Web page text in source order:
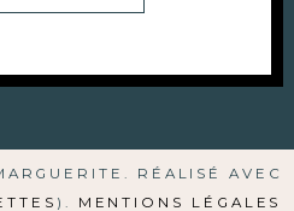
RÉALISÉ AVEC
). MENTIONS LÉGALES